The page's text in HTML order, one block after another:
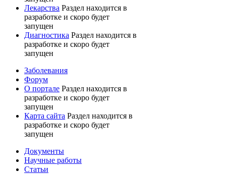
Лекарства Раздел находится в
разработке и скоро будет
запущен
Диагностика Раздел находится в
разработке и скоро будет
запущен
Заболевания
Форум
О портале Раздел находится в
разработке и скоро будет
запущен
Карта сайта Раздел находится в
разработке и скоро будет
запущен
Документы
Научные работы
Статьи